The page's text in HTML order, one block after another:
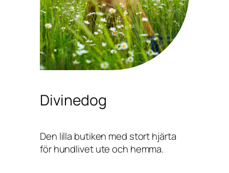
Divinedog
Den lilla butiken med stort hjärta
för hundlivet ute och hemma.